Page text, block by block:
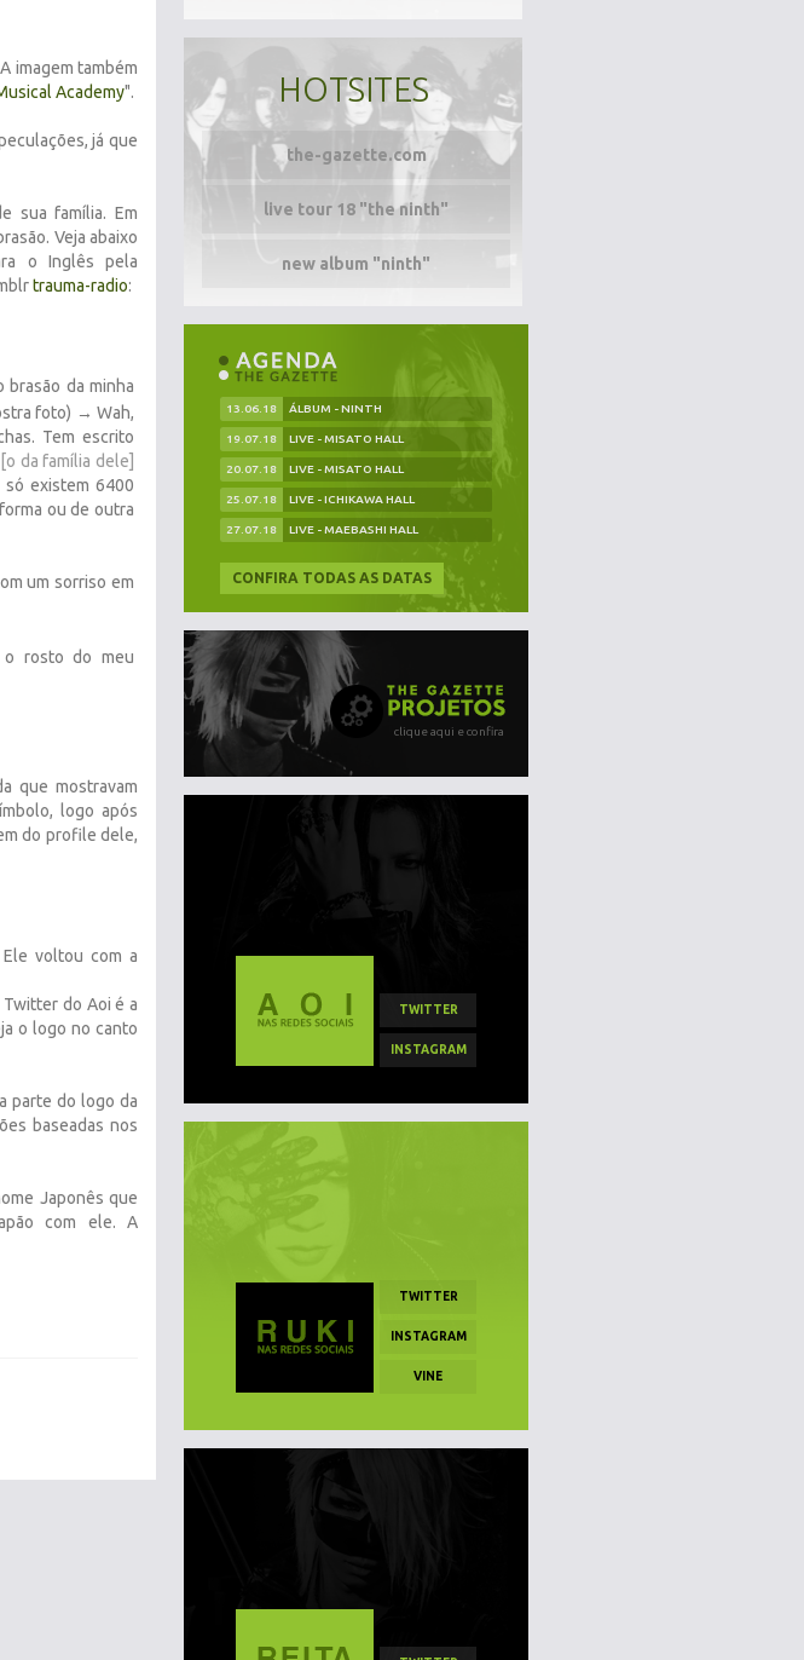
imagem também
Academy".
já que
sua família. Em
Veja abaixo
o Inglês pela
trauma-radio:
da minha
foto) → Wah,
Tem escrito
[o da família dele]
existem 6400
ou de outra
um sorriso em
o rosto do meu
que mostravam
logo após
do profile dele,
voltou com a
do Aoi é a
o logo no canto
parte do logo da
baseadas nos
Japonês que
com ele. A
HOTSITES
the-gazette.com
live tour 18 "the ninth"
new album "ninth"
13.06.18 ÁLBUM - NINTH
19.07.18 LIVE - MISATO HALL
20.07.18 LIVE - MISATO HALL
25.07.18 LIVE - ICHIKAWA HALL
27.07.18 LIVE - MAEBASHI HALL
CONFIRA TODAS AS DATAS
clique aqui e confira
TWITTER
INSTAGRAM
TWITTER
INSTAGRAM
VINE